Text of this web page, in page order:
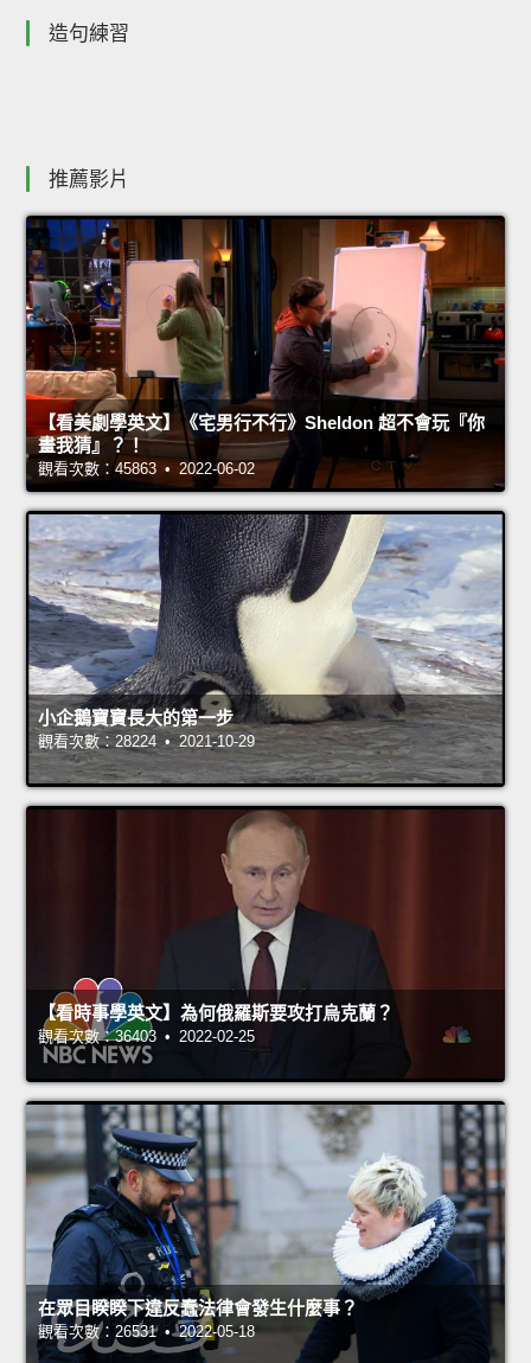
造句練習
推薦影片
【看美劇學英文】《宅男行不行》Sheldon 超不會玩『你
畫我猜』？！
觀看次數：45863 • 2022-06-02
小企鵝寶寶長大的第一步
觀看次數：28224 • 2021-10-29
【看時事學英文】為何俄羅斯要攻打烏克蘭？
觀看次數：36403 • 2022-02-25
在眾目睽睽下違反蠢法律會發生什麼事？
觀看次數：26531 • 2022-05-18